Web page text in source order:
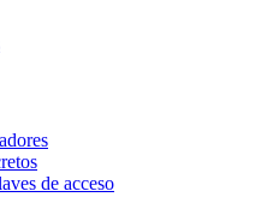
de acceso